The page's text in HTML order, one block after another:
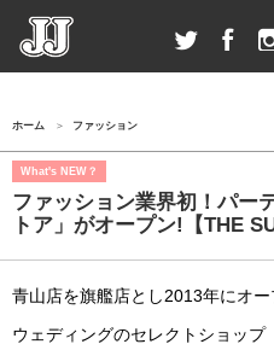
ホーム ファッション
What's NEW？
ファッション業界初！パー
トア」がオープン!【THE
青山店を旗艦店とし2013年にオー
ウェディングのセレクトショップ